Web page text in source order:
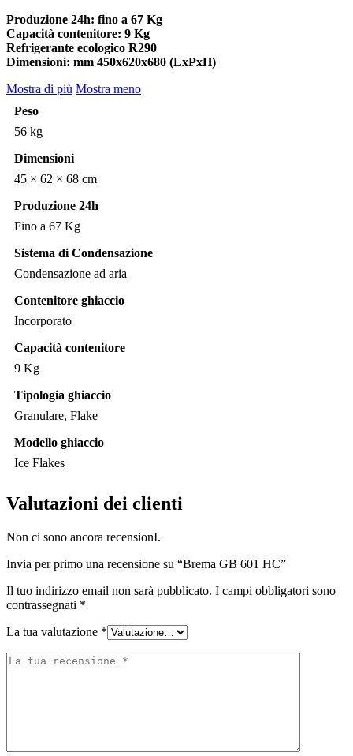
Produzione 24h: fino a 67 Kg
Capacità contenitore: 9 Kg
Refrigerante ecologico R290
Dimensioni: mm 450x620x680 (LxPxH)
Mostra di più Mostra meno
Peso
56 kg
Dimensioni
45 × 62 × 68 cm
Produzione 24h
Fino a 67 Kg
Sistema di Condensazione
Condensazione ad aria
Contenitore ghiaccio
Incorporato
Capacità contenitore
9 Kg
Tipologia ghiaccio
Granulare, Flake
Modello ghiaccio
Ice Flakes
Valutazioni dei clienti
Non ci sono ancora recensionI.
Invia per primo una recensione su “Brema GB 601 HC”
Il tuo indirizzo email non sarà pubblicato. I campi obbligatori sono
contrassegnati *
La tua valutazione *